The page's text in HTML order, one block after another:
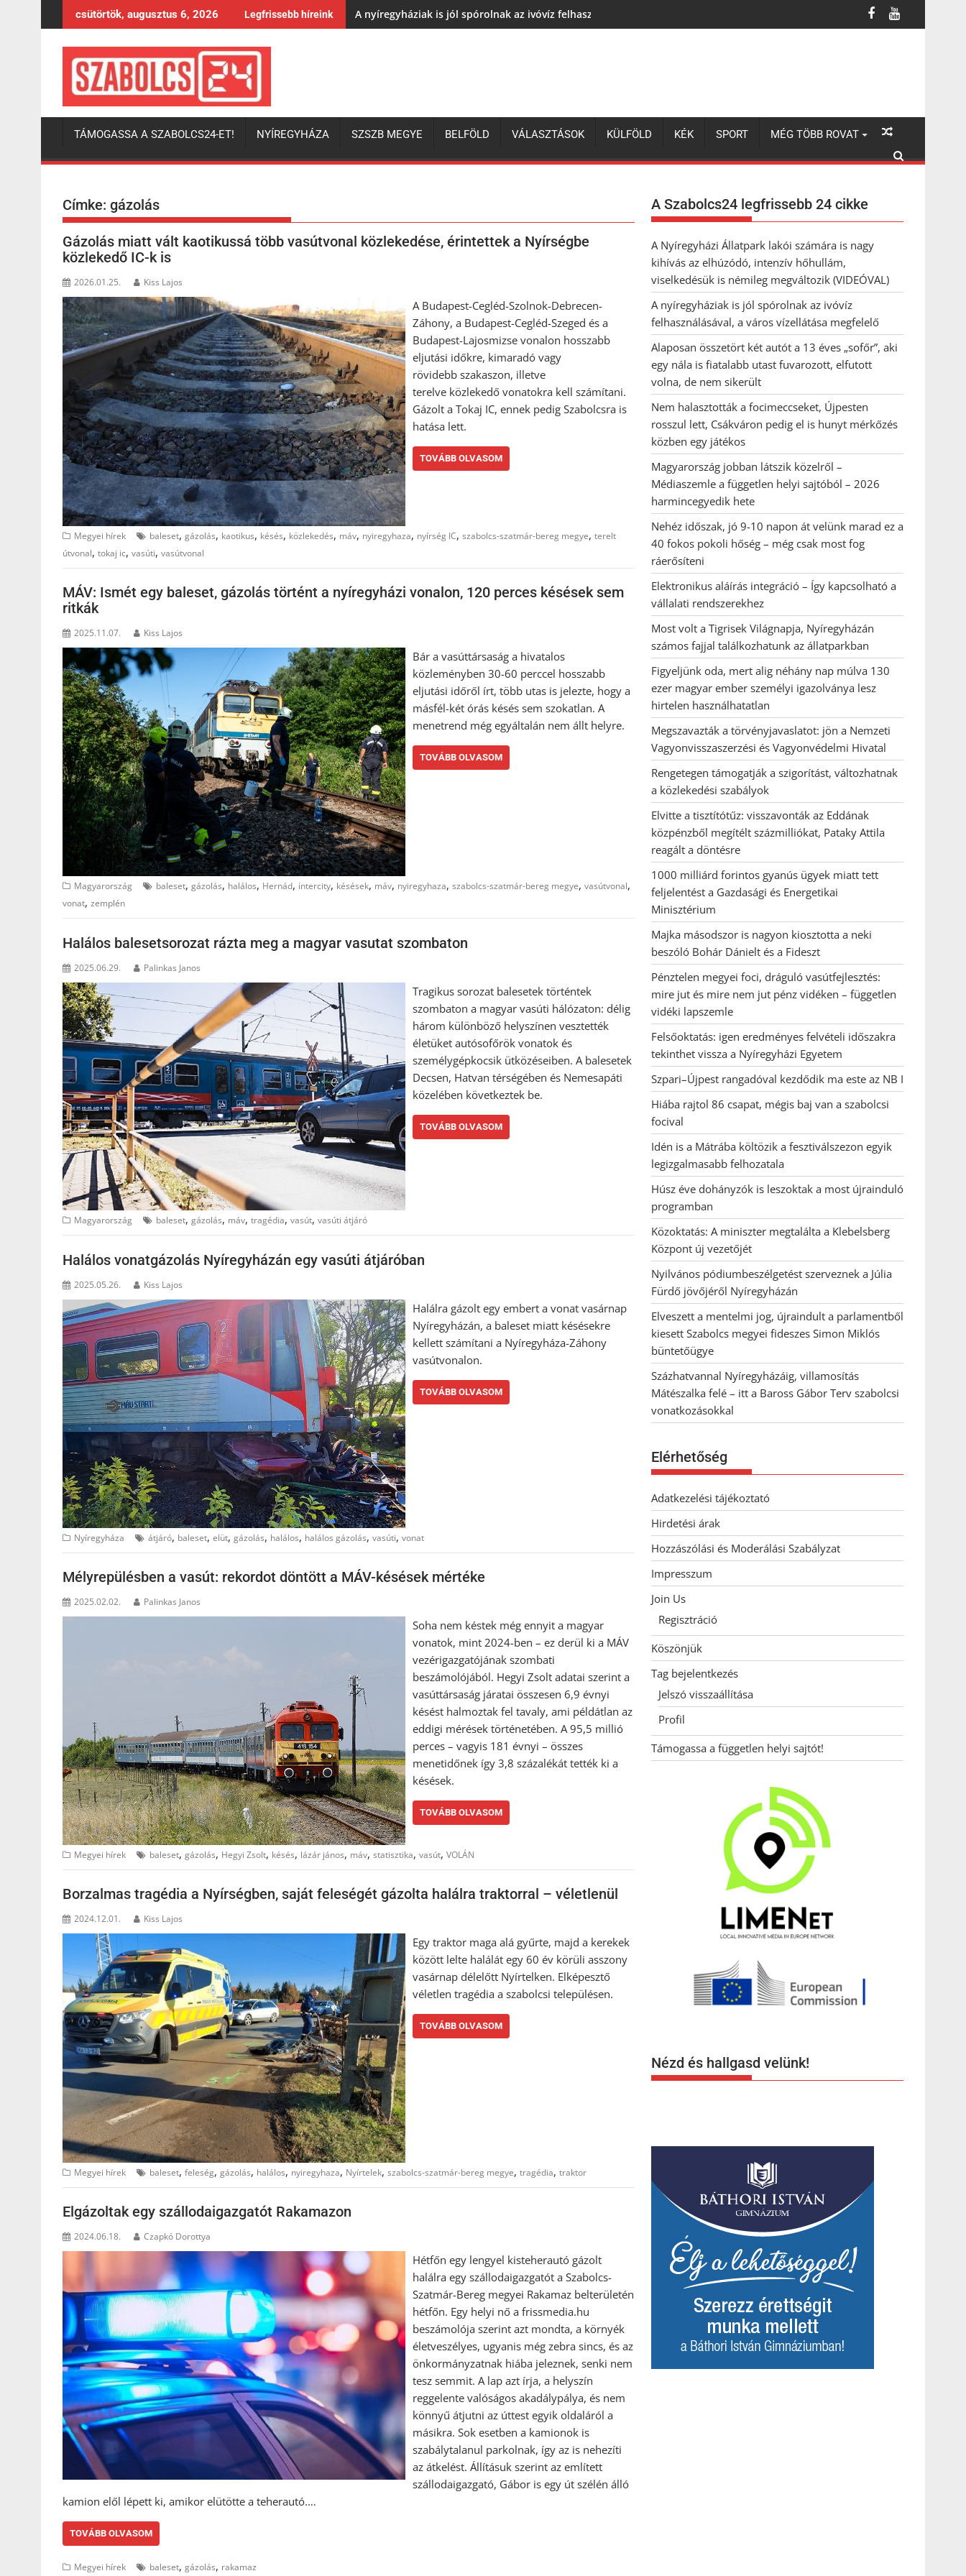
to
csütörtök, augusztus 6, 2026 Legfrissebb híreink A nyíregyháziak is jól spórolnak az ivóvíz felhasználásával, a város vízellátása megfelelő
TÁMOGASSA A SZABOLCS24-ET! NYÍREGYHÁZA SZSZB MEGYE BELFÖLD VÁLASZTÁSOK KÜLFÖLD KÉK SPORT MÉG TÖBB ROVAT
Címke: gázolás
Gázolás miatt vált kaotikussá több vasútvonal közlekedése, érintettek a Nyírségbe
közlekedő IC-k is
2026.01.25. Kiss Lajos
A Budapest-Cegléd-Szolnok-Debrecen-
Záhony, a Budapest-Cegléd-Szeged és a
Budapest-Lajosmizse vonalon hosszabb
eljutási időkre, kimaradó vagy
rövidebb szakaszon, illetve
terelve közlekedő vonatokra kell számítani.
Gázolt a Tokaj IC, ennek pedig Szabolcsra is
hatása lett.
TOVÁBB OLVASOM
Megyei hírek baleset, gázolás, kaotikus, késés, közlekedés, máv, nyiregyhaza, nyírség IC, szabolcs-szatmár-bereg megye, terelt
útvonal, tokaj ic, vasúti, vasútvonal
MÁV: Ismét egy baleset, gázolás történt a nyíregyházi vonalon, 120 perces késések sem
ritkák
2025.11.07. Kiss Lajos
Bár a vasúttársaság a hivatalos
közleményben 30-60 perccel hosszabb
eljutási időről írt, több utas is jelezte, hogy a
másfél-két órás késés sem szokatlan. A
menetrend még egyáltalán nem állt helyre.
TOVÁBB OLVASOM
Magyarország baleset, gázolás, halálos, Hernád, intercity, késések, máv, nyiregyhaza, szabolcs-szatmár-bereg megye, vasútvonal,
vonat, zemplén
Halálos balesetsorozat rázta meg a magyar vasutat szombaton
2025.06.29. Palinkas Janos
Tragikus sorozat balesetek történtek
szombaton a magyar vasúti hálózaton: délig
három különböző helyszínen vesztették
életüket autósofőrök vonatok és
személygépkocsik ütközéseiben. A balesetek
Decsen, Hatvan térségében és Nemesapáti
közelében következtek be.
TOVÁBB OLVASOM
Magyarország baleset, gázolás, máv, tragédia, vasút, vasúti átjáró
Halálos vonatgázolás Nyíregyházán egy vasúti átjáróban
2025.05.26. Kiss Lajos
Halálra gázolt egy embert a vonat vasárnap
Nyíregyházán, a baleset miatt késésekre
kellett számítani a Nyíregyháza-Záhony
vasútvonalon.
TOVÁBB OLVASOM
Nyíregyháza átjáró, baleset, elüt, gázolás, halálos, halálos gázolás, vasúti, vonat
Mélyrepülésben a vasút: rekordot döntött a MÁV-késések mértéke
2025.02.02. Palinkas Janos
Soha nem késtek még ennyit a magyar
vonatok, mint 2024-ben – ez derül ki a MÁV
vezérigazgatójának szombati
beszámolójából. Hegyi Zsolt adatai szerint a
vasúttársaság járatai összesen 6,9 évnyi
késést halmoztak fel tavaly, ami példátlan az
eddigi mérések történetében. A 95,5 millió
perces – vagyis 181 évnyi – összes
menetidőnek így 3,8 százalékát tették ki a
késések.
TOVÁBB OLVASOM
Megyei hírek baleset, gázolás, Hegyi Zsolt, késés, lázár jános, máv, statisztika, vasút, VOLÁN
Borzalmas tragédia a Nyírségben, saját feleségét gázolta halálra traktorral – véletlenül
2024.12.01. Kiss Lajos
Egy traktor maga alá gyűrte, majd a kerekek
között lelte halálát egy 60 év körüli asszony
vasárnap délelőtt Nyírtelken. Elképesztő
véletlen tragédia a szabolcsi településen.
TOVÁBB OLVASOM
Megyei hírek baleset, feleség, gázolás, halálos, nyiregyhaza, Nyírtelek, szabolcs-szatmár-bereg megye, tragédia, traktor
Elgázoltak egy szállodaigazgatót Rakamazon
2024.06.18. Czapkó Dorottya
Hétfőn egy lengyel kisteherautó gázolt
halálra egy szállodaigazgatót a Szabolcs-
Szatmár-Bereg megyei Rakamaz belterületén
hétfőn. Egy helyi nő a frissmedia.hu
beszámolója szerint azt mondta, a környék
életveszélyes, ugyanis még zebra sincs, és az
önkormányzatnak hiába jeleznek, senki nem
tesz semmit. A lap azt írja, a helyszín
reggelente valóságos akadálypálya, és nem
könnyű átjutni az úttest egyik oldaláról a
másikra. Sok esetben a kamionok is
szabálytalanul parkolnak, így az is nehezíti
az átkelést. Állításuk szerint az említett
szállodaigazgató, Gábor is egy út szélén álló
kamion elől lépett ki, amikor elütötte a teherautó.…
TOVÁBB OLVASOM
Megyei hírek baleset, gázolás, rakamaz
A Szabolcs24 legfrissebb 24 cikke
A Nyíregyházi Állatpark lakói számára is nagy
kihívás az elhúzódó, intenzív hőhullám,
viselkedésük is némileg megváltozik (VIDEÓVAL)
A nyíregyháziak is jól spórolnak az ivóvíz
felhasználásával, a város vízellátása megfelelő
Alaposan összetört két autót a 13 éves „sofőr”, aki
egy nála is fiatalabb utast fuvarozott, elfutott
volna, de nem sikerült
Nem halasztották a focimeccseket, Újpesten
rosszul lett, Csákváron pedig el is hunyt mérkőzés
közben egy játékos
Magyarország jobban látszik közelről –
Médiaszemle a független helyi sajtóból – 2026
harmincegyedik hete
Nehéz időszak, jó 9-10 napon át velünk marad ez a
40 fokos pokoli hőség – még csak most fog
ráerősíteni
Elektronikus aláírás integráció – Így kapcsolható a
vállalati rendszerekhez
Most volt a Tigrisek Világnapja, Nyíregyházán
számos fajjal találkozhatunk az állatparkban
Figyeljünk oda, mert alig néhány nap múlva 130
ezer magyar ember személyi igazolványa lesz
hirtelen használhatatlan
Megszavazták a törvényjavaslatot: jön a Nemzeti
Vagyonvisszaszerzési és Vagyonvédelmi Hivatal
Rengetegen támogatják a szigorítást, változhatnak
a közlekedési szabályok
Elvitte a tisztítótűz: visszavonták az Eddának
közpénzből megítélt százmilliókat, Pataky Attila
reagált a döntésre
1000 milliárd forintos gyanús ügyek miatt tett
feljelentést a Gazdasági és Energetikai
Minisztérium
Majka másodszor is nagyon kiosztotta a neki
beszóló Bohár Dánielt és a Fideszt
Pénztelen megyei foci, dráguló vasútfejlesztés:
mire jut és mire nem jut pénz vidéken – független
vidéki lapszemle
Felsőoktatás: igen eredményes felvételi időszakra
tekinthet vissza a Nyíregyházi Egyetem
Szpari–Újpest rangadóval kezdődik ma este az NB I
Hiába rajtol 86 csapat, mégis baj van a szabolcsi
focival
Idén is a Mátrába költözik a fesztiválszezon egyik
legizgalmasabb felhozatala
Húsz éve dohányzók is leszoktak a most újrainduló
programban
Közoktatás: A miniszter megtalálta a Klebelsberg
Központ új vezetőjét
Nyilvános pódiumbeszélgetést szerveznek a Júlia
Fürdő jövőjéről Nyíregyházán
Elveszett a mentelmi jog, újraindult a parlamentből
kiesett Szabolcs megyei fideszes Simon Miklós
büntetőügye
Százhatvannal Nyíregyházáig, villamosítás
Mátészalka felé – itt a Baross Gábor Terv szabolcsi
vonatkozásokkal
Elérhetőség
Adatkezelési tájékoztató
Hirdetési árak
Hozzászólási és Moderálási Szabályzat
Impresszum
Join Us
Regisztráció
Köszönjük
Tag bejelentkezés
Jelszó visszaállítása
Profil
Támogassa a független helyi sajtót!
Nézd és hallgasd velünk!